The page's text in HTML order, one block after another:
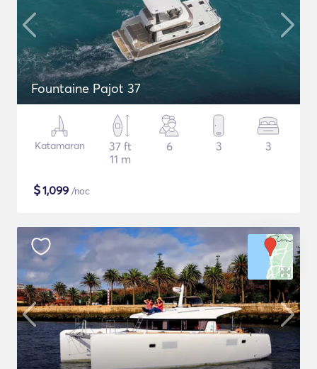
Fountaine Pajot 37
Katamaran
37 ft
11 m
6 3 3
$1,099 /noc